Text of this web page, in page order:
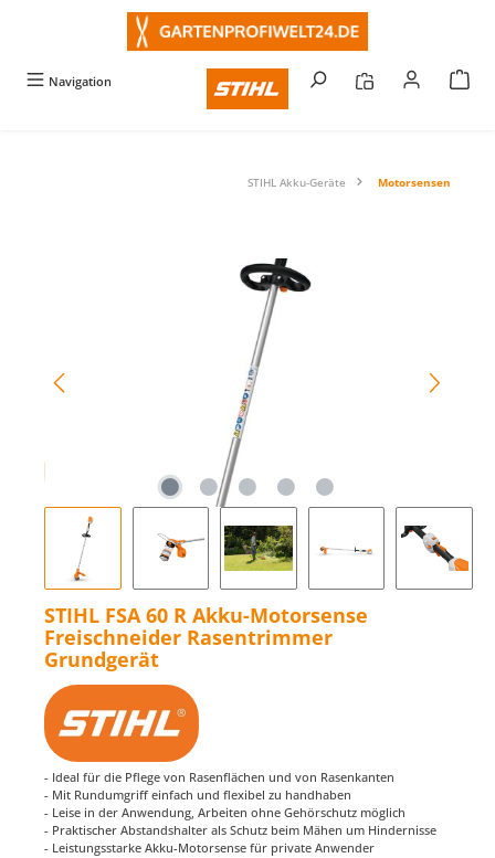
Navigation
STIHL Akku-Geräte Motorsensen
STIHL FSA 60 R Akku-Motorsense
Freischneider Rasentrimmer
Grundgerät
- Ideal für die Pflege von Rasenflächen und von Rasenkanten
- Mit Rundumgriff einfach und flexibel zu handhaben
- Leise in der Anwendung, Arbeiten ohne Gehörschutz möglich
- Praktischer Abstandshalter als Schutz beim Mähen um Hindernisse
- Leistungsstarke Akku-Motorsense für private Anwender